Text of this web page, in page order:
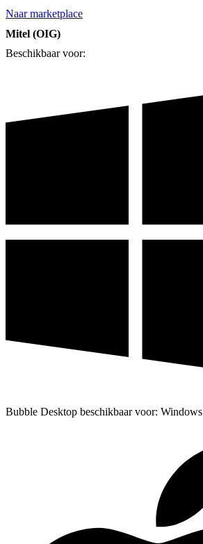
Naar marketplace
Mitel (OIG)
Beschikbaar voor:
Bubble Desktop beschikbaar voor: Windows